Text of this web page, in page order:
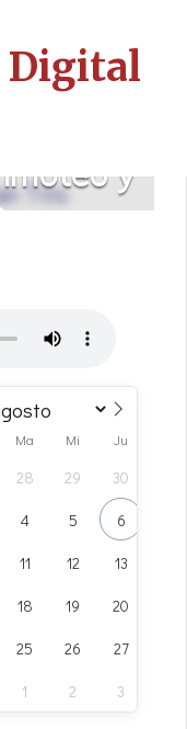
y
Ma Mi Ju
28 29 30
4 5 6
11 12 13
18 19 20
25 26 27
1 2 3